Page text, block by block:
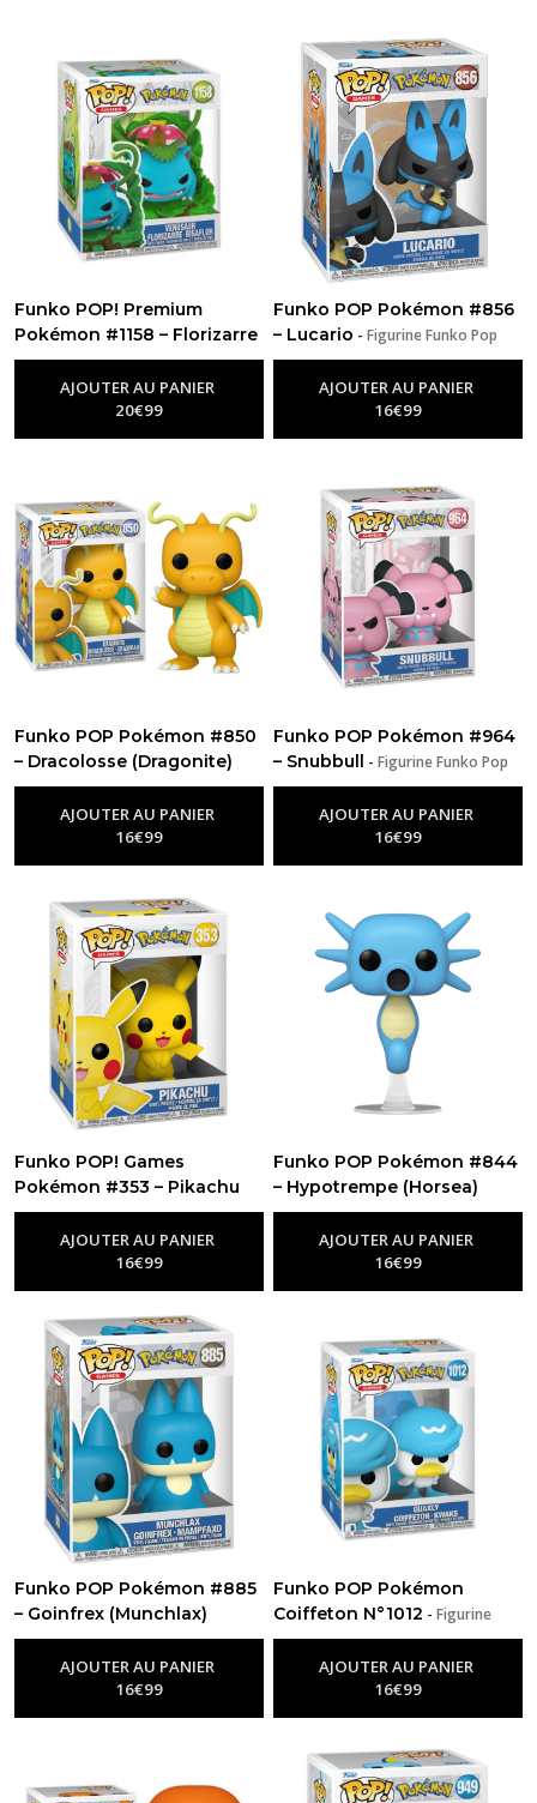
Funko POP! Premium
Pokémon #1158 – Florizarre
(Venusaur)-Figurine Funko Pop
PokemonAJOUTER AU PANIER
20€99
Funko POP Pokémon #856
– Lucario -Figurine Funko Pop
Pokemon
AJOUTER AU PANIER
16€99
Funko POP Pokémon #850
– Dracolosse (Dragonite)
-Figurine Funko Pop Pokemon
AJOUTER AU PANIER
16€99
Funko POP Pokémon #964
– Snubbull -Figurine Funko Pop
Pokemon
AJOUTER AU PANIER
16€99
Funko POP! Games
Pokémon #353 – Pikachu
-Figurine Funko Pop Pokemon
AJOUTER AU PANIER
16€99
Funko POP Pokémon #844
– Hypotrempe (Horsea)
-Figurine Funko Pop Pokemon
AJOUTER AU PANIER
16€99
Funko POP Pokémon #885
– Goinfrex (Munchlax)
-Figurine Funko Pop Pokemon
AJOUTER AU PANIER
16€99
Funko POP Pokémon
Coiffeton N°1012 -Figurine
Funko Pop Pokemon
AJOUTER AU PANIER
16€99
résultats